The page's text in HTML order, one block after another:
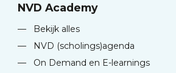
NVD Academy
—
Bekijk alles
—
NVD (scholings)agenda
—
On Demand en E-learnings